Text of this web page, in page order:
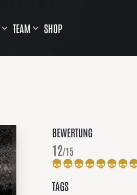
TEAM SHOP
BEWERTUNG
12/15
TAGS